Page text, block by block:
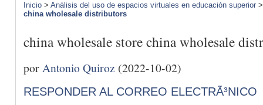
Inicio > Análisis del uso de espacios virtuales en educación superior
china wholesale distributors
china wholesale store china wholesale
por Antonio Quiroz (2022-10-02)
RESPONDER AL CORREO ELECTRÃ³NICO